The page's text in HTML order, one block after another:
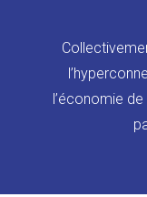
l’économie